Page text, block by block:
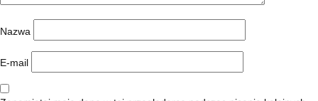
Nazwa
E-mail